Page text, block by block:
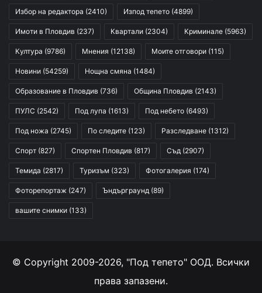
Избор на редактора (2410) Изпод тепето (4899)
Имоти в Пловдив (237) Квартали (2304) Криминале (5963)
Култура (9786) Мнения (12138) Моите отговори (115)
Новини (54259) Нощна смяна (1484)
Образование в Пловдив (736) Община Пловдив (2143)
ПУЛС (2542) Под лупа (1613) Под небето (6493)
Под ножа (2745) По следите (123) Разследване (1312)
Спорт (827) Спортен Пловдив (817) Съд (2907)
Темида (2817) Туризъм (323) Фотогалерия (174)
Фоторепортаж (247) Ъндърграунд (89)
вашите снимки (133)
© Copyright 2009-2026, "Под тепето" ООД. Всички
права запазени.